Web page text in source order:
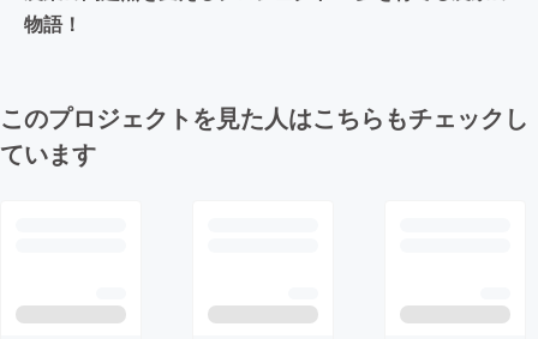
物語！
このプロジェクトを見た人はこちらもチェックし
ています